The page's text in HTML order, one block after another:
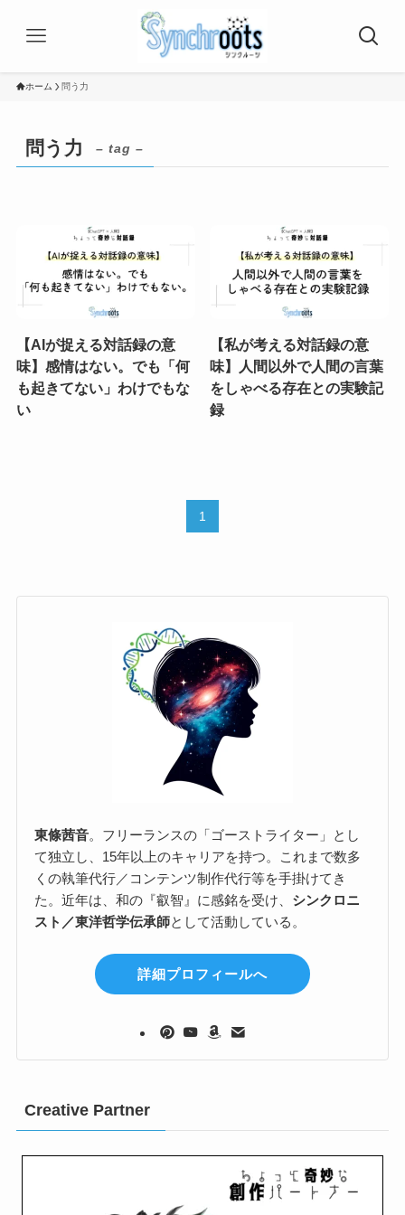
ホーム 問う力
問う力 – tag –
【AIが捉える対話録の意
味】感情はない。でも「何
も起きてない」わけでもな
い
【私が考える対話録の意
味】人間以外で人間の言葉
をしゃべる存在との実験記
録
1
東條茜音。フリーランスの「ゴーストライター」とし
て独立し、15年以上のキャリアを持つ。これまで数多
くの執筆代行／コンテンツ制作代行等を手掛けてき
た。近年は、和の『叡智』に感銘を受け、 シンクロニ
スト／東洋哲学伝承師として活動している。
詳細プロフィールへ
Creative Partner